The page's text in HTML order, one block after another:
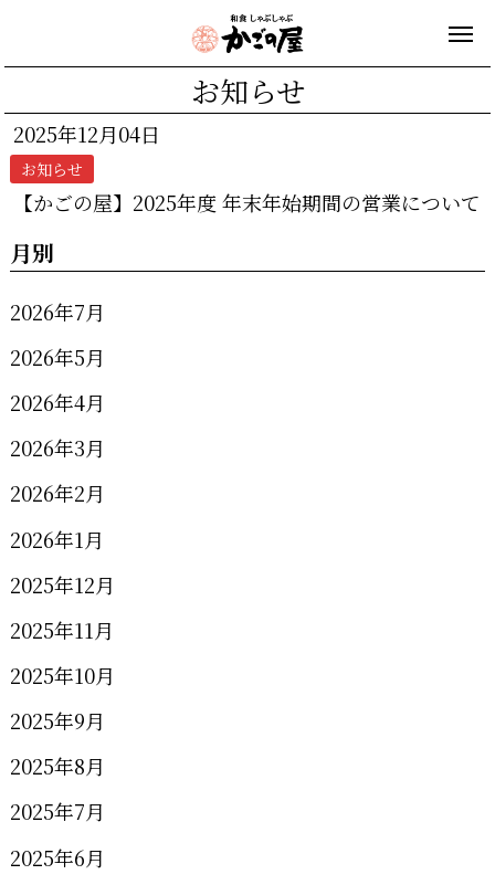
お知らせ
2025年12月04日
お知らせ
【かごの屋】2025年度 年末年始期間の営業について
月別
2026年7月
2026年5月
2026年4月
2026年3月
2026年2月
2026年1月
2025年12月
2025年11月
2025年10月
2025年9月
2025年8月
2025年7月
2025年6月